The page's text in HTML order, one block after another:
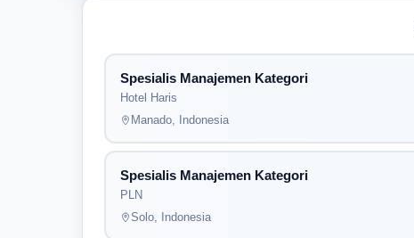
Spesialis Manajemen Kategori
Hotel Haris
Manado, Indonesia
Spesialis Manajemen Kategori
PLN
Solo, Indonesia